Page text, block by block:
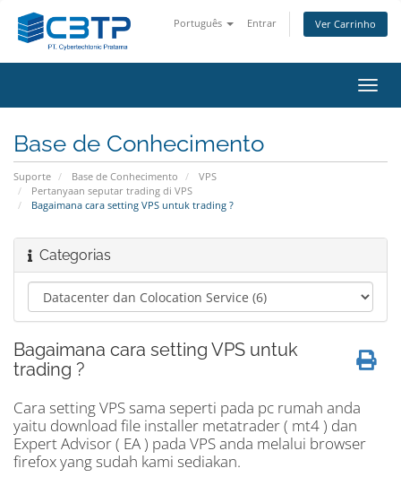
Português Entrar Ver Carrinho
Base de Conhecimento
Suporte Base de Conhecimento
VPS
Pertanyaan seputar trading di VPS
Bagaimana cara setting VPS untuk trading ?
Categorias
Bagaimana cara setting VPS untuk
trading ?
Cara setting VPS sama seperti pada pc rumah anda
yaitu download file installer metatrader ( mt4 ) dan
Expert Advisor ( EA ) pada VPS anda melalui browser
firefox yang sudah kami sediakan.